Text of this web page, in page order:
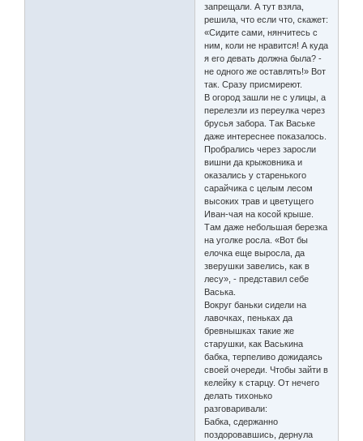
запрещали. А тут взяла,
решила, что если что, скажет:
«Сидите сами, нянчитесь с
ним, коли не нравится! А куда
я его девать должна была? -
не одного же оставлять!» Вот
так. Сразу присмиреют.
В огород зашли не с улицы, а
перелезли из переулка через
брусья забора. Так Ваське
даже интереснее показалось.
Пробрались через заросли
вишни да крыжовника и
оказались у старенького
сарайчика с целым лесом
высоких трав и цветущего
Иван-чая на косой крыше.
Там даже небольшая березка
на уголке росла. «Вот бы
елочка еще выросла, да
зверушки завелись, как в
лесу», - представил себе
Васька.
Вокруг баньки сидели на
лавочках, пеньках да
бревнышках такие же
старушки, как Васькина
бабка, терпеливо дожидаясь
своей очереди. Чтобы зайти в
келейку к старцу. От нечего
делать тихонько
разговаривали:
Бабка, сдержанно
поздоровавшись, дернула